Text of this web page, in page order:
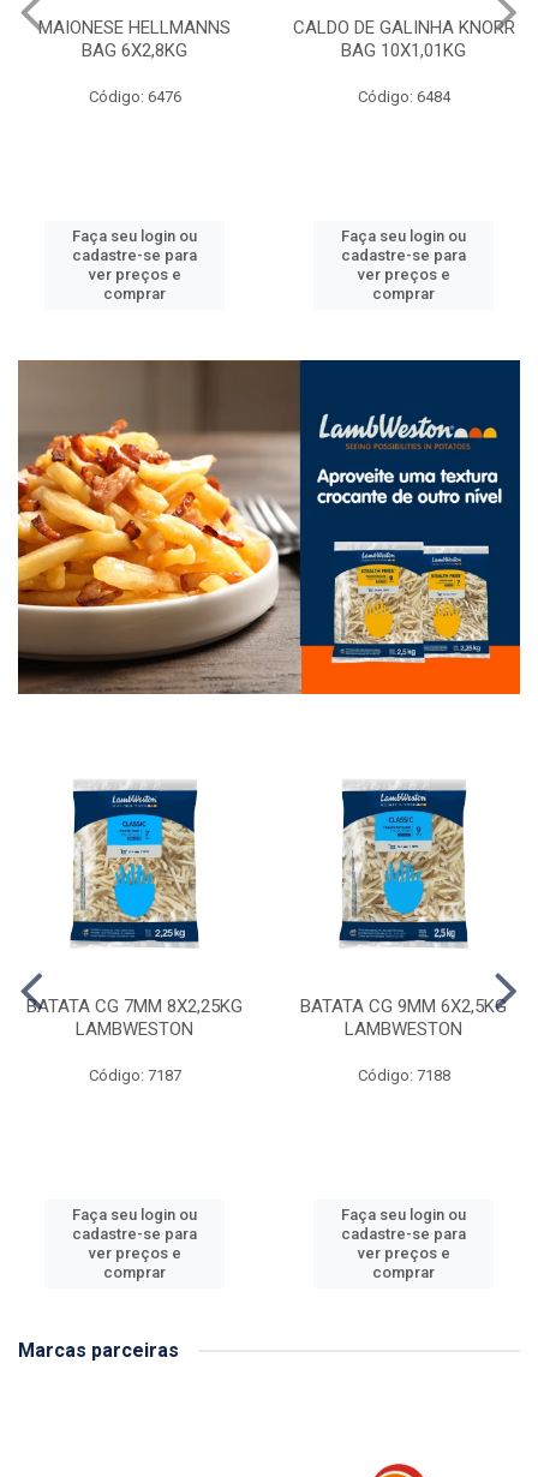
MAIONESE HELLMANNS
BAG 6X2,8KG
Código: 6476
Faça seu login ou
cadastre-se para
ver preços e
comprar
CALDO DE GALINHA KNORR
BAG 10X1,01KG
Código: 6484
Faça seu login ou
cadastre-se para
ver preços e
comprar
BATATA CG 7MM 8X2,25KG
LAMBWESTON
Código: 7187
Faça seu login ou
cadastre-se para
ver preços e
comprar
BATATA CG 9MM 6X2,5KG
LAMBWESTON
Código: 7188
Faça seu login ou
cadastre-se para
ver preços e
comprar
Marcas parceiras